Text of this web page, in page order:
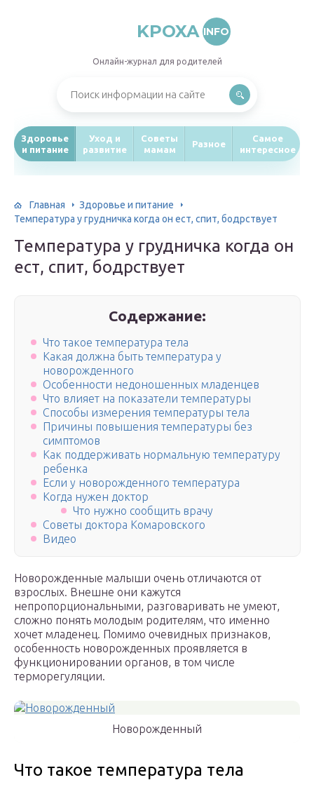
KPOXA INFO
Онлайн-журнал для родителей
Здоровье
и питание
Уход и
развитие
Советы
мамам
Разное
Самое
интересное
Главная
Здоровье и питание
Температура у грудничка когда он ест, спит, бодрствует
Температура у грудничка когда он
ест, спит, бодрствует
Содержание:
Что такое температура тела
Какая должна быть температура у
новорожденного
Особенности недоношенных младенцев
Что влияет на показатели температуры
Способы измерения температуры тела
Причины повышения температуры без
симптомов
Как поддерживать нормальную температуру
ребенка
Если у новорожденного температура
Когда нужен доктор
Что нужно сообщить врачу
Советы доктора Комаровского
Видео
Новорожденные малыши очень отличаются от
взрослых. Внешне они кажутся
непропорциональными, разговаривать не умеют,
сложно понять молодым родителям, что именно
хочет младенец. Помимо очевидных признаков,
особенность новорожденных проявляется в
функционировании органов, в том числе
терморегуляции.
Новорожденный
Что такое температура тела